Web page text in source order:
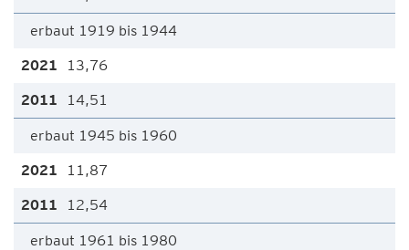
erbaut 1919 bis 1944
13,76
14,51
erbaut 1945 bis 1960
11,87
12,54
erbaut 1961 bis 1980